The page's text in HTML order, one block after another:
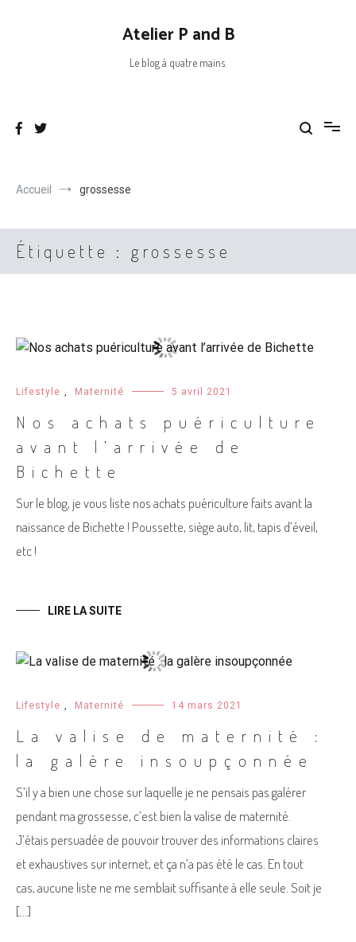
Atelier P and B
Le blog à quatre mains.
Accueil grossesse
Étiquette : grossesse
Lifestyle , Maternité 5 avril 2021
Nos achats puériculture
avant l’arrivée de
Bichette
Sur le blog, je vous liste nos achats puériculture faits avant la
naissance de Bichette ! Poussette, siège auto, lit, tapis d’éveil,
etc !
LIRE LA SUITE
Lifestyle , Maternité 14 mars 2021
La valise de maternité :
la galère insoupçonnée
S’il y a bien une chose sur laquelle je ne pensais pas galérer
pendant ma grossesse, c’est bien la valise de maternité.
J’étais persuadée de pouvoir trouver des informations claires
et exhaustives sur internet, et ça n’a pas été le cas. En tout
cas, aucune liste ne me semblait suffisante à elle seule. Soit je
[…]